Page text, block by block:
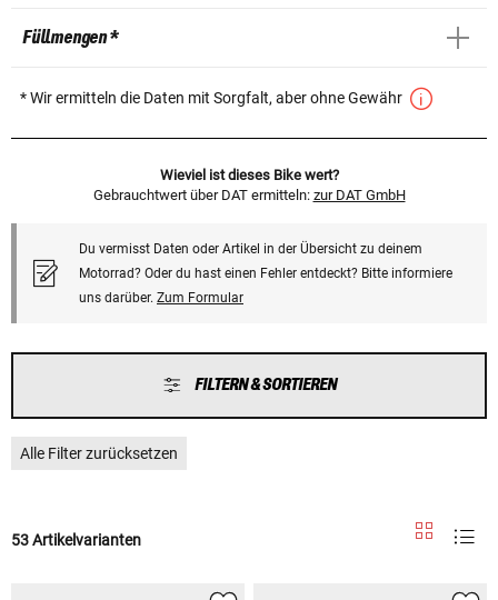
Füllmengen *
* Wir ermitteln die Daten mit Sorgfalt, aber ohne Gewähr
Wieviel ist dieses Bike wert?
Gebrauchtwert über DAT ermitteln: zur DAT GmbH
Du vermisst Daten oder Artikel in der Übersicht zu deinem
Motorrad? Oder du hast einen Fehler entdeckt? Bitte informiere
uns darüber. Zum Formular
FILTERN & SORTIEREN
Alle Filter zurücksetzen
53 Artikelvarianten